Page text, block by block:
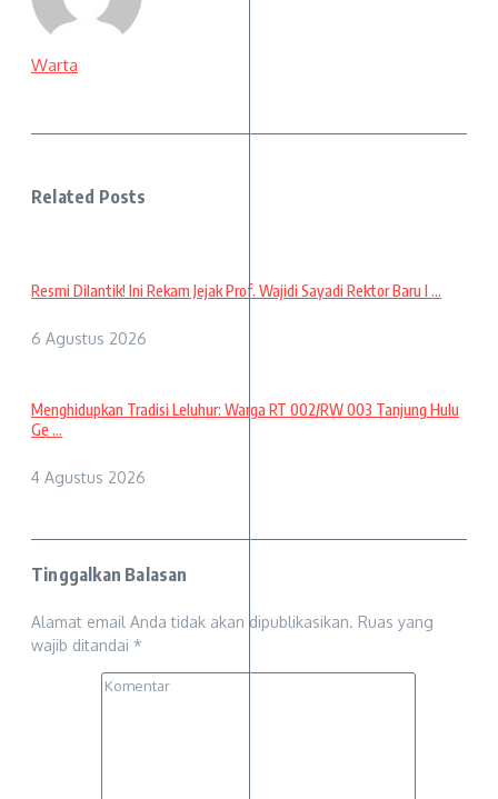
Warta
Related Posts
Resmi Dilantik! Ini Rekam Jejak Prof. Wajidi Sayadi Rektor Baru I ...
6 Agustus 2026
Menghidupkan Tradisi Leluhur: Warga RT 002/RW 003 Tanjung Hulu
Ge ...
4 Agustus 2026
Tinggalkan Balasan
Alamat email Anda tidak akan dipublikasikan. Ruas yang
wajib ditandai *